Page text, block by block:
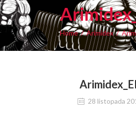
Home Arimidex
28 listopada